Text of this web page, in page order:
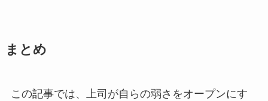
まとめ
この記事では、上司が自らの弱さをオープンにす